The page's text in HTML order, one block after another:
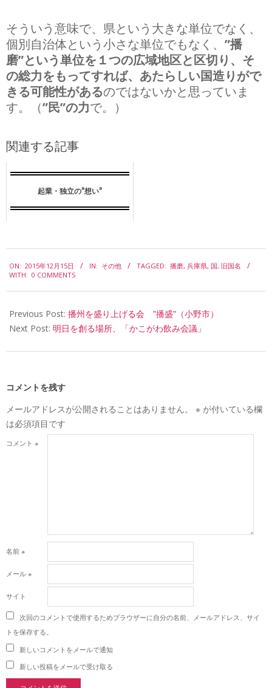
そういう意味で、県という大きな単位でなく、
個別自治体という小さな単位でもなく、 ”播
磨”という単位を１つの広域地区と区切り、そ
の総力をもってすれば、あたらしい国造りがで
きる可能性があるのではないかと思っていま
す。（”民”の力で。）
関連する記事
起業・独立の”想い”
12-
ON: 2015年12月15日 IN: その他 TAGGED: 播磨, 兵庫県, 国, 旧国名
WITH: 0 COMMENTS
Previous Post: 播州を盛り上げる会 ”播盛”（小野市）
Next Post: 明日を創る場所、「かこがわ飲み会議」
コメントを残す
メールアドレスが公開されることはありません。
※ が付いている欄
は必須項目です
コメント ※
名前 ※
メール ※
サイト
次回のコメントで使用するためブラウザーに自分の名前、メールアドレス、サイ
トを保存する。
新しいコメントをメールで通知
新しい投稿をメールで受け取る